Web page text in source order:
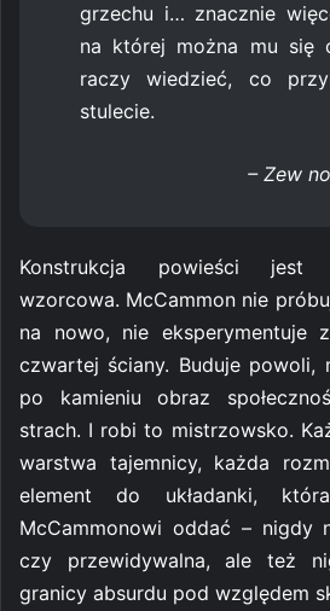
grzechu i… znacznie
na której można mu się
raczy wiedzieć, co
stulecie.
– Zew
Konstrukcja powieści jest
wzorcowa. McCammon nie
na nowo, nie eksperymentuje
czwartej ściany. Buduje powoli,
po kamieniu obraz
strach. I robi to mistrzowsko.
warstwa tajemnicy, każda
element do układanki,
McCammonowi oddać – nigdy
czy przewidywalna, ale też
granicy absurdu pod względem